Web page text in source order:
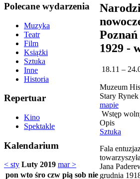
Polecane wydarzenia
Muzyka
Teatr
Film
Książki
Sztuka
Inne
Historia
Repertuar
Kino
Spektakle
Kalendarium
< sty Luty 2019 mar >
pon wto śro czw pią sob nie
1929 -
18.11 –
Muzeum
Stary
mapie
Wstęp
Opis
Sztuka
Fala
Jana
grudnia